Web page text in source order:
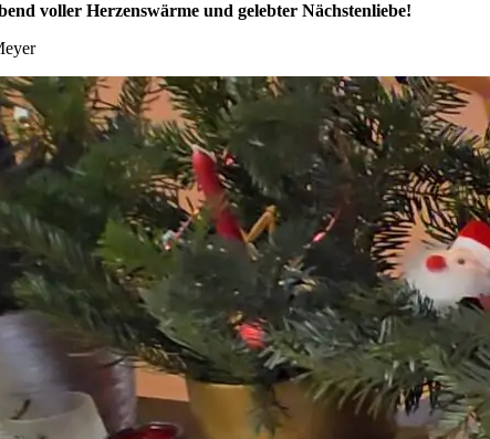
voller Herzenswärme und gelebter Nächstenliebe!